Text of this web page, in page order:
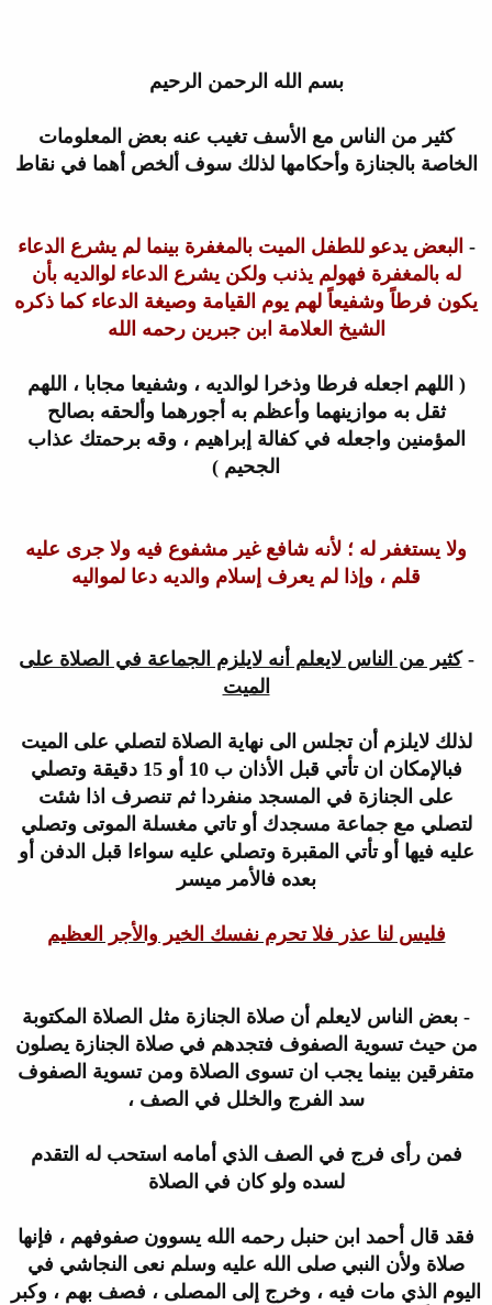
بسم الله الرحمن الرحيم
كثير من الناس مع الأسف تغيب عنه بعض المعلومات
الخاصة بالجنازة وأحكامها لذلك سوف ألخص أهما في نقاط
- البعض يدعو للطفل الميت بالمغفرة بينما لم يشرع الدعاء
له بالمغفرة فهولم يذنب ولكن يشرع الدعاء لوالديه بأن
يكون فرطاً وشفيعاً لهم يوم القيامة وصيغة الدعاء كما ذكره
الشيخ العلامة ابن جبرين رحمه الله
( اللهم اجعله فرطا وذخرا لوالديه ، وشفيعا مجابا ، اللهم
ثقل به موازينهما وأعظم به أجورهما وألحقه بصالح
المؤمنين واجعله في كفالة إبراهيم ، وقه برحمتك عذاب
الجحيم )
ولا يستغفر له ؛ لأنه شافع غير مشفوع فيه ولا جرى عليه
قلم ، وإذا لم يعرف إسلام والديه دعا لمواليه
-كثير من الناس لايعلم أنه لايلزم الجماعة في الصلاة على
الميت
لذلك لايلزم أن تجلس الى نهاية الصلاة لتصلي على الميت
فبالإمكان ان تأتي قبل
الأذان ب 10 أو 15 دقيقة وتصلي
على الجنازة في المسجد منفردا ثم تنصرف اذا شئت
لتصلي مع جماعة مسجدك أو تاتي مغسلة الموتى وتصلي
عليه فيها أو تأتي المقبرة وتصلي عليه سواءا قبل الدفن أو
بعده فالأمر ميسر
فليس لنا عذر فلا تحرم نفسك الخير والأجر العظيم
- بعض الناس لايعلم أن صلاة الجنازة مثل الصلاة المكتوبة
من حيث تسوية الصفوف فتجدهم في صلاة الجنازة يصلون
متفرقين بينما يجب ان تسوى الصلاة ومن تسوية الصفوف
سد الفرج والخلل في الصف ،
فمن رأى فرج في الصف الذي أمامه استحب له التقدم
لسده ولو كان في الصلاة
فقد قال أحمد ابن حنبل رحمه الله يسوون صفوفهم ، فإنها
صلاة ولأن النبي صلى الله عليه وسلم نعى النجاشي في
اليوم الذي مات فيه ، وخرج إلى المصلى ، فصف بهم ، وكبر